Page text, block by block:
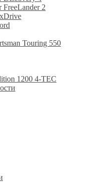
FreeLander 2
Touring 550
1200 4-TEC